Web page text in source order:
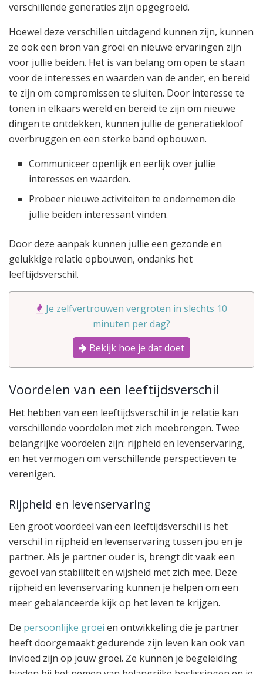
verschillende generaties zijn opgegroeid.
Hoewel deze verschillen uitdagend kunnen zijn, kunnen
ze ook een bron van groei en nieuwe ervaringen zijn
voor jullie beiden. Het is van belang om open te staan
voor de interesses en waarden van de ander, en bereid
te zijn om compromissen te sluiten. Door interesse te
tonen in elkaars wereld en bereid te zijn om nieuwe
dingen te ontdekken, kunnen jullie de generatiekloof
overbruggen en een sterke band opbouwen.
Communiceer openlijk en eerlijk over jullie
interesses en waarden.
Probeer nieuwe activiteiten te ondernemen die
jullie beiden interessant vinden.
Door deze aanpak kunnen jullie een gezonde en
gelukkige relatie opbouwen, ondanks het
leeftijdsverschil.
Je zelfvertrouwen vergroten in slechts 10
minuten per dag?
Bekijk hoe je dat doet
Voordelen van een leeftijdsverschil
Het hebben van een leeftijdsverschil in je relatie kan
verschillende voordelen met zich meebrengen. Twee
belangrijke voordelen zijn: rijpheid en levenservaring,
en het vermogen om verschillende perspectieven te
verenigen.
Rijpheid en levenservaring
Een groot voordeel van een leeftijdsverschil is het
verschil in rijpheid en levenservaring tussen jou en je
partner. Als je partner ouder is, brengt dit vaak een
gevoel van stabiliteit en wijsheid met zich mee. Deze
rijpheid en levenservaring kunnen je helpen om een
meer gebalanceerde kijk op het leven te krijgen.
De persoonlijke groei en ontwikkeling die je partner
heeft doorgemaakt gedurende zijn leven kan ook van
invloed zijn op jouw groei. Ze kunnen je begeleiding